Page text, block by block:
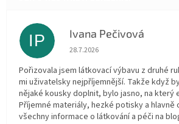
IP Ivana Pečivová
Hodnocení obchodu je 5 z 5
28.7.2026
Pořizovala jsem látkovací výbavu z druhé
mi uživatelsky nejpříjemnější. Takže když
nějaké kousky doplnit, bylo jasno, na který
Příjemné materiály, hezké potisky a hlavně
všechny informace o látkování a péči na